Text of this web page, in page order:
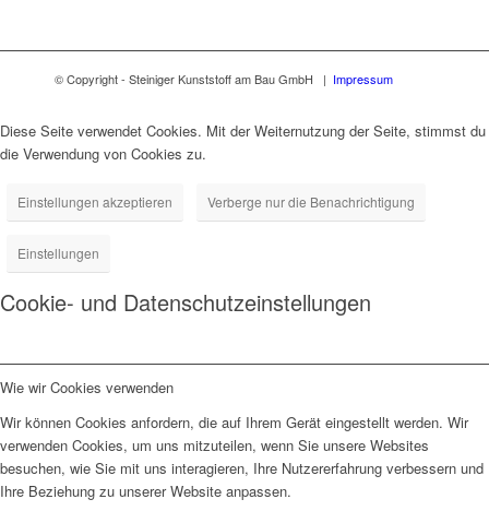
© Copyright - Steiniger Kunststoff am Bau GmbH | Impressum
Diese Seite verwendet Cookies. Mit der Weiternutzung der Seite, stimmst du
die Verwendung von Cookies zu.
Einstellungen akzeptieren Verberge nur die Benachrichtigung
Einstellungen
Cookie- und Datenschutzeinstellungen
Wie wir Cookies verwenden
Wir können Cookies anfordern, die auf Ihrem Gerät eingestellt werden. Wir
verwenden Cookies, um uns mitzuteilen, wenn Sie unsere Websites
besuchen, wie Sie mit uns interagieren, Ihre Nutzererfahrung verbessern und
Ihre Beziehung zu unserer Website anpassen.